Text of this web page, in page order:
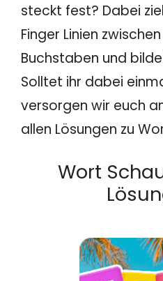
steckt fest? Dabei
Finger Linien
Buchstaben und
Solltet ihr dabei
versorgen wir euch
allen Lösungen zu
Wort